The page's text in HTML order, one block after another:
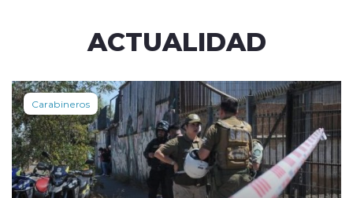
ACTUALIDAD
Carabineros